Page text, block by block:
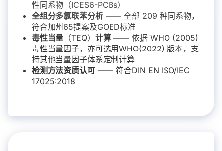
性同系物（ICES6-PCBs）
全组分多氯联苯分析 —— 全部 209 种同系物，
符合加州65提案及GOED标准
毒性当量 （TEQ） 计算 —— 依据 WHO (2005)
毒性当量因子，亦可选用WHO(2022) 版本，支
持其他当量因子体系定制计算
检测方法资质认可 —— 符合DIN EN ISO/IEC
17025:2018